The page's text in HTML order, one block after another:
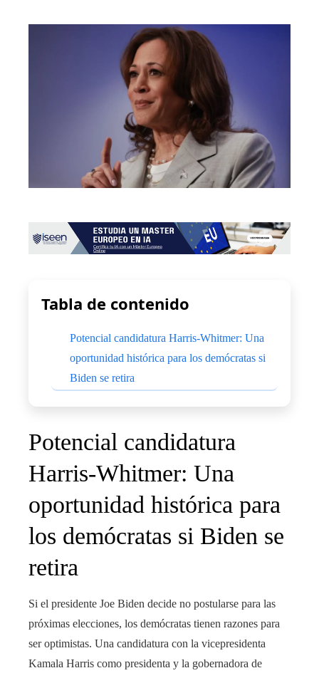
Tabla de contenido
Potencial candidatura Harris-Whitmer: Una
oportunidad histórica para los demócratas si
Biden se retira
Potencial candidatura
Harris-Whitmer: Una
oportunidad histórica para
los demócratas si Biden se
retira
Si el presidente Joe Biden decide no postularse para las
próximas elecciones, los demócratas tienen razones para
ser optimistas. Una candidatura con la vicepresidenta
Kamala Harris como presidenta y la gobernadora de